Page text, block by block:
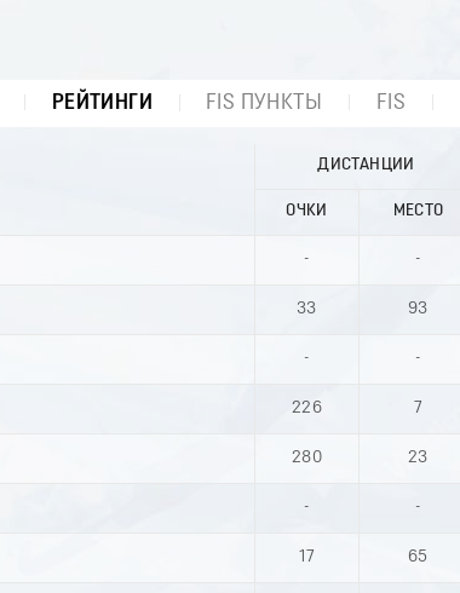
РЕЙТИНГИ FIS ПУНКТЫ FIS
ДИСТАНЦИИ
ОЧКИ МЕСТО
- -
33 93
- -
226 7
280 23
- -
17 65